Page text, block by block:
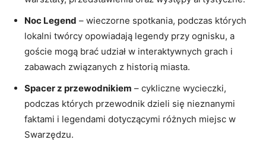
Noc Legend – wieczorne spotkania, podczas których
lokalni twórcy opowiadają legendy przy ognisku, a
goście mogą brać udział w interaktywnych grach i
zabawach związanych z historią miasta.
Spacer z przewodnikiem – cykliczne wycieczki,
podczas których przewodnik dzieli się nieznanymi
faktami i legendami dotyczącymi różnych miejsc w
Swarzędzu.